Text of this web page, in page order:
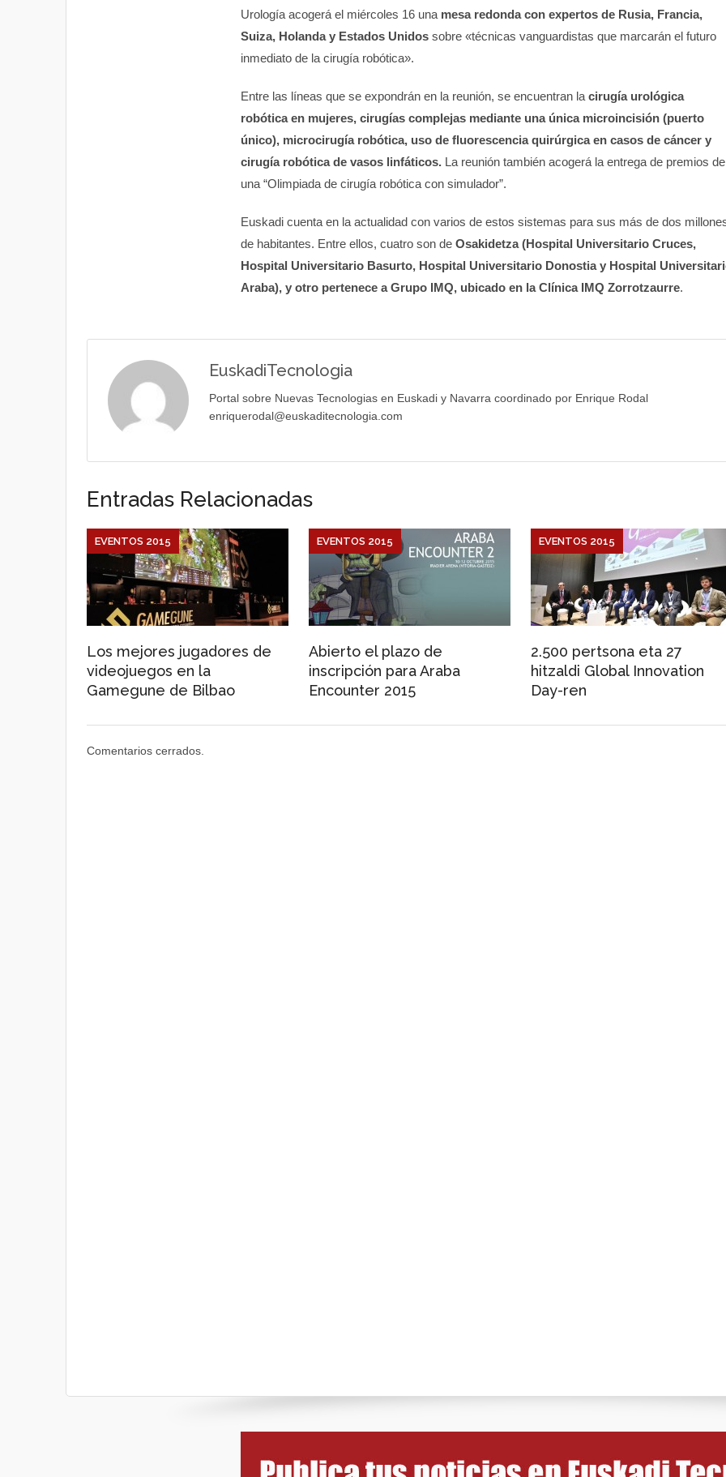
Urología acogerá el miércoles 16 unamesa redonda con expertos de Rusia, Francia,
Suiza, Holanda y Estados Unidossobre «técnicas vanguardistas que marcarán el futuro
inmediato de la cirugía robótica».
Entre las líneas que se expondrán en la reunión, se encuentran la cirugía urológica
robótica en mujeres, cirugías complejas mediante una única microincisión (puerto
único), microcirugía robótica, uso de fluorescencia quirúrgica en casos de cáncer y
cirugía robótica de vasos linfáticos.La reunión también acogerá la entrega de premios de
una “Olimpiada de cirugía robótica con simulador”.
Euskadi cuenta en la actualidad con varios de estos sistemas para sus más de dos
de habitantes. Entre ellos, cuatro son de Osakidetza (Hospital Universitario Cruces,
Hospital Universitario Basurto, Hospital Universitario Donostia y Hospital
Araba), y otro pertenece a Grupo IMQ, ubicado en la Clínica IMQ Zorrotzaurre.
EuskadiTecnologia
Portal sobre Nuevas Tecnologias en Euskadi y Navarra coordinado por Enrique Rodal
enriquerodal@euskaditecnologia.com
Entradas Relacionadas
Los mejores jugadores de
videojuegos en la
Gamegune de Bilbao
EVENTOS 2015
Abierto el plazo de
inscripción para Araba
Encounter 2015
EVENTOS 2015
2.500 pertsona eta 27
hitzaldi Global Innovation
Day-ren
EVENTOS 2015
Comentarios cerrados.